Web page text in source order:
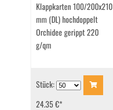
Klappkarten 100/200x210
mm (DL) hochdoppelt
Orchidee gerippt 220
g/qm
Stück:
24.35 €*